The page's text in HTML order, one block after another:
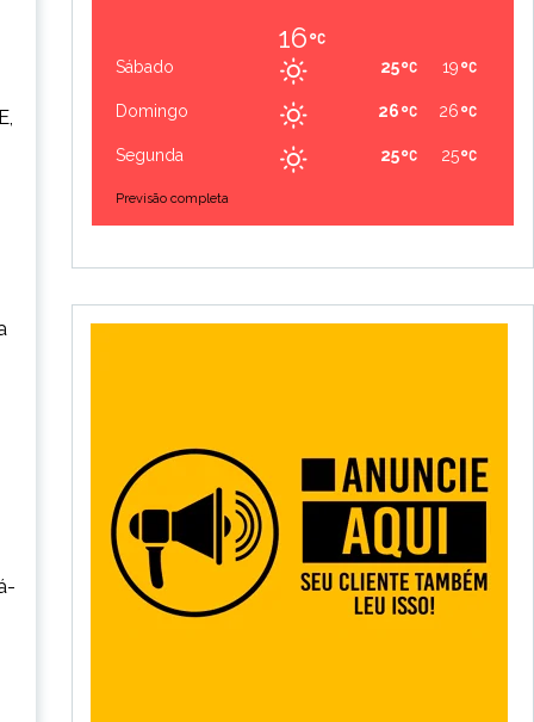
16
Sábado 19
25
Domingo 26
26
Segunda 25
25
Previsão completa